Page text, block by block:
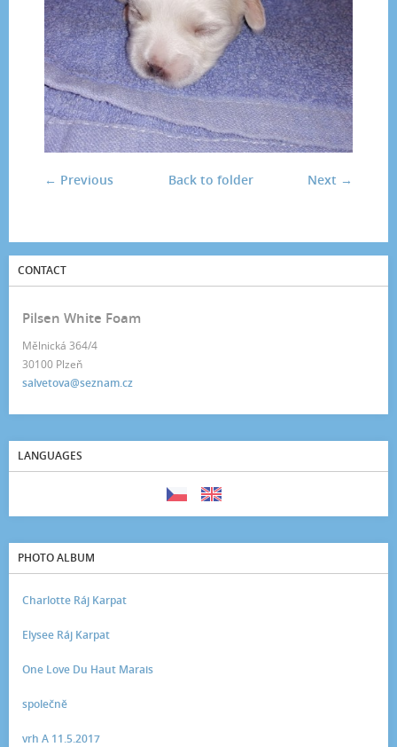
← Previous Next →
Back to folder
CONTACT
Pilsen White Foam
Mělnická 364/4
30100 Plzeň
salvetova@seznam.cz
LANGUAGES
PHOTO ALBUM
Charlotte Ráj Karpat
Elysee Ráj Karpat
One Love Du Haut Marais
společně
vrh A 11.5.2017